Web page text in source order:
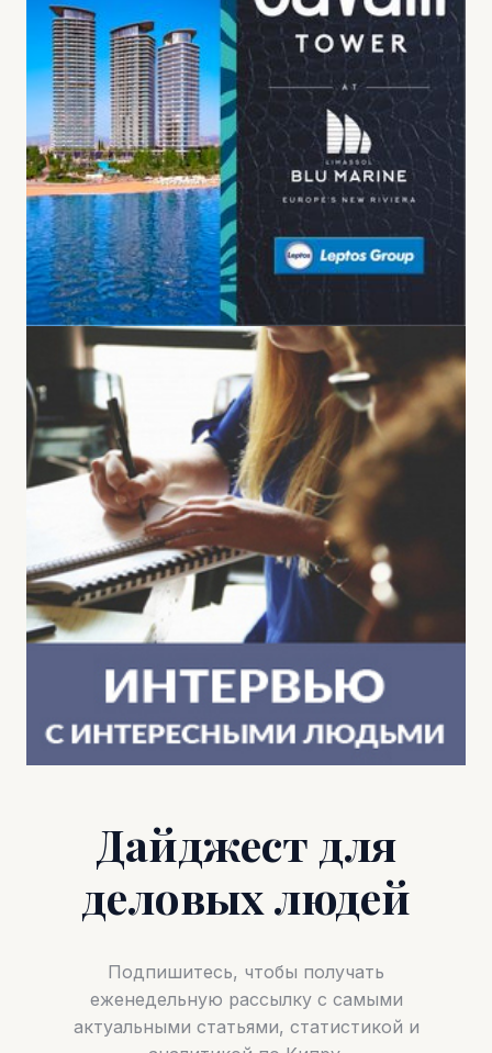
Дайджест для
деловых людей
Подпишитесь, чтобы получать
еженедельную рассылку с самыми
актуальными статьями, статистикой и